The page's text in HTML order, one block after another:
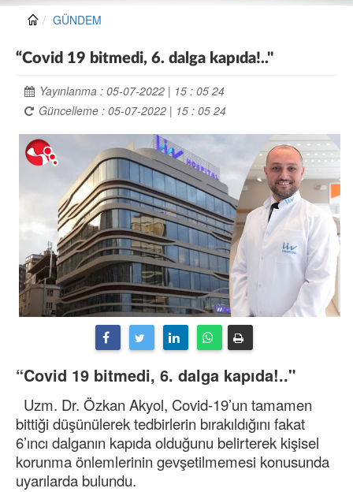
GÜNDEM
“Covid 19 bitmedi, 6. dalga kapıda!.."
Yayınlanma : 05-07-2022 | 15 : 05 24
Güncelleme : 05-07-2022 | 15 : 05 24
“Covid 19 bitmedi, 6. dalga kapıda!.."
Uzm. Dr. Özkan Akyol, Covid-19’un tamamen
bittiği düşünülerek tedbirlerin bırakıldığını fakat
6’ıncı dalganın kapıda olduğunu belirterek kişisel
korunma önlemlerinin gevşetilmemesi konusunda
uyarılarda bulundu.